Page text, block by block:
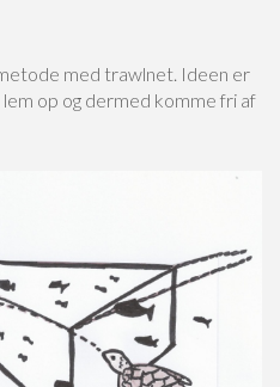
med trawlnet. Ideen er
op og dermed komme fri af